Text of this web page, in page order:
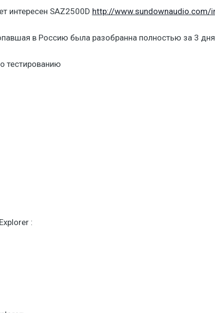
интересен SAZ2500D http://
в Россию была разобранна полностью за 3 дня
тестированию
: